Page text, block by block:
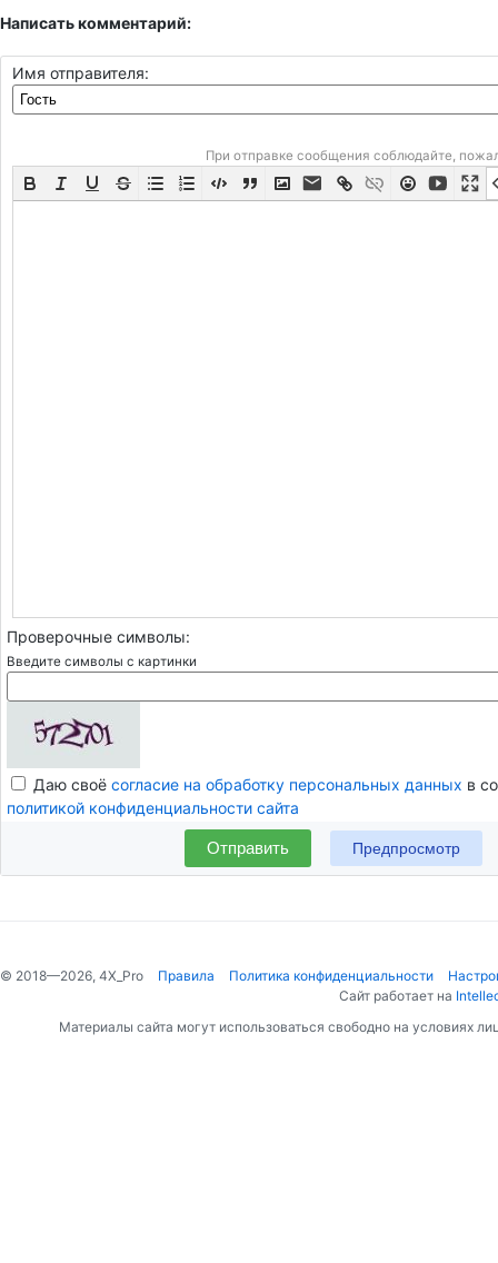
Написать комментарий:
Имя отправителя:
При отправке сообщения соблюдайте,
Проверочные символы:
Введите символы с картинки
Даю своё согласие на обработку персональных данных в
политикой конфиденциальности сайта
Отправить
© 2018—2026, 4X_Pro Правила Политика конфиденциальности
Сайт работает на
Материалы сайта могут использоваться свободно на условиях